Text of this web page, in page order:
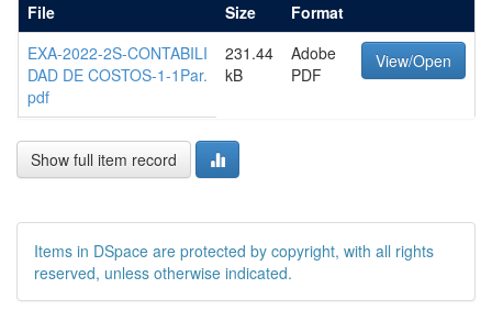
File Size
Format
EXA-2022-2S-CONTABILI
DAD DE COSTOS-1-1Par.
pdf
231.44
kB
Adobe
PDF
View/Open
Show full item record
Items in DSpace are protected by copyright, with all rights
reserved, unless otherwise indicated.